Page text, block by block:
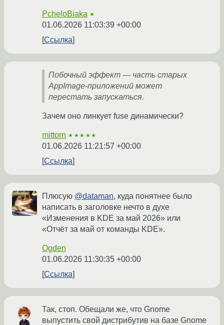
PcheloBiaka ★
01.06.2026 11:03:39 +00:00
Ссылка
Побочный эффект — часть старых
AppImage-приложений может
перестать запускаться.
Зачем оно линкует fuse динамически?
mittorn ★★★★★
01.06.2026 11:21:57 +00:00
Ссылка
Плюсую @dataman, куда понятнее было
написать в заголовке нечто в духе
«Изменения в KDE за май 2026» или
«Отчёт за май от команды KDE».
Ogden
01.06.2026 11:30:35 +00:00
Ссылка
Так, стоп. Обещали же, что Gnome
выпустить свой дистрибутив на базе Gnome